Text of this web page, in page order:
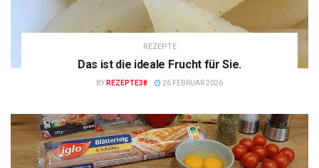
REZEPTE
Das ist die ideale Frucht für Sie.
BY REZEPTE38 26 FEBRUAR 2026